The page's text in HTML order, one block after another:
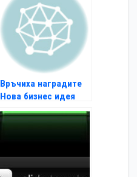
Връчиха наградите
Нова бизнес идея